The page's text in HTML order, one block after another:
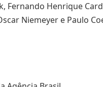
Fernando Henrique
Niemeyer e Paulo